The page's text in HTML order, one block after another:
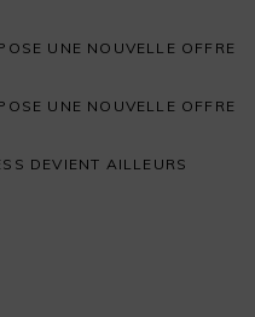
UNE NOUVELLE OFFRE
UNE NOUVELLE OFFRE
DEVIENT AILLEURS